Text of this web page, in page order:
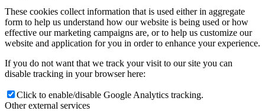
These cookies collect information that is used either in aggregate
form to help us understand how our website is being used or how
effective our marketing campaigns are, or to help us customize our
website and application for you in order to enhance your experience.
If you do not want that we track your visit to our site you can
disable tracking in your browser here:
Click to enable/disable Google Analytics tracking.
Other external services